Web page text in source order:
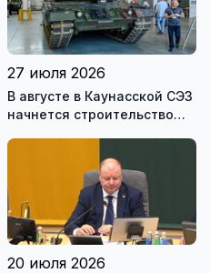
27 июля 2026
В августе в Каунасской СЭЗ
начнется строительство
20 июля 2026